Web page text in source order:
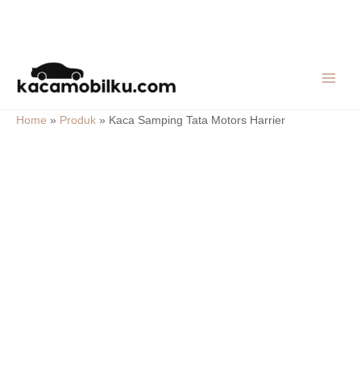
content
Home » Produk » Kaca Samping Tata Motors Harrier